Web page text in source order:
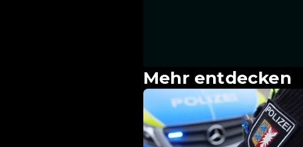
Mehr entdecken